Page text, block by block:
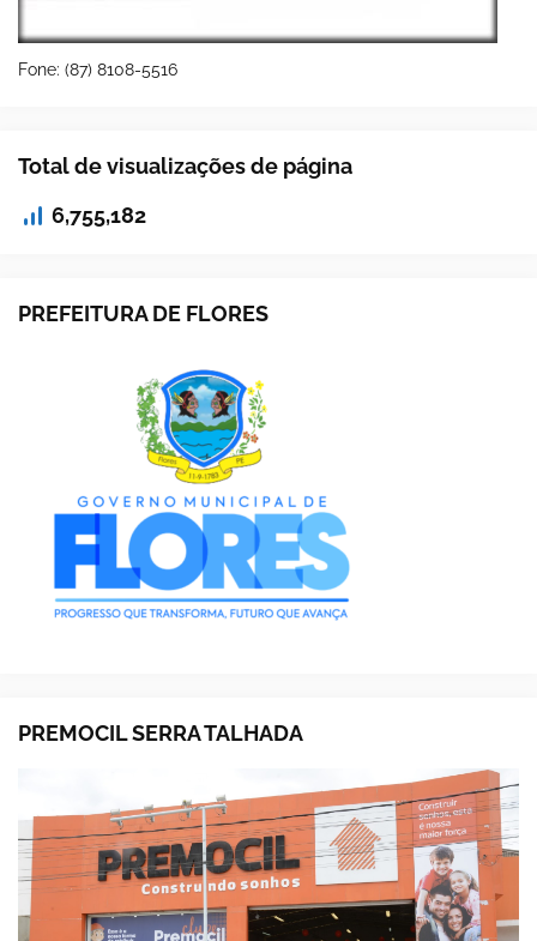
Fone: (87) 8108-5516
Total de visualizações de página
6,755,182
PREFEITURA DE FLORES
PREMOCIL SERRA TALHADA